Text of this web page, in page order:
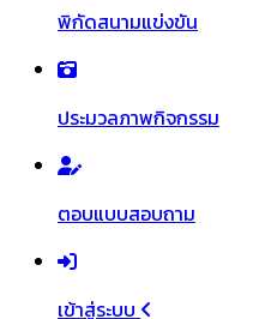
พิกัดสนามแข่งขัน
ประมวลภาพกิจกรรม
ตอบแบบสอบถาม
เข้าสู่ระบบ